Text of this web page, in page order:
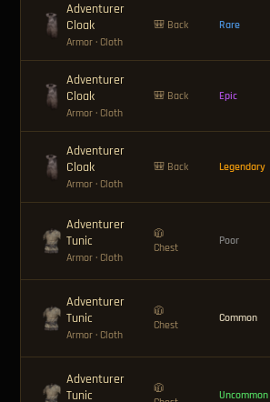
Adventurer
Cloak
Armor · Cloth
🎒 Back Rare
Adventurer
Cloak
Armor · Cloth
🎒 Back Epic
Adventurer
Cloak
Armor · Cloth
🎒 Back Legendary
Adventurer
Tunic
Armor · Cloth
🧥
Chest
Poor
Adventurer
Tunic
Armor · Cloth
🧥
Chest
Common
Adventurer
Tunic
🧥
Uncommon